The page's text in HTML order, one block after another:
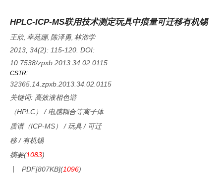
HPLC-ICP-MS联用技术测定玩具中痕量可迁移有机锡
王欣, 幸苑娜, 陈泽勇, 林浩学
2013, 34(2): 115-120. DOI:
10.7538/zpxb.2013.34.02.0115
CSTR:
32365.14.zpxb.2013.34.02.0115
关键词: 高效液相色谱
（HPLC）
/ 电感耦合等离子体
质谱（ICP-MS）
/玩具 / 可迁
移/ 有机锡
摘要(1083)
PDF[807KB](1096)